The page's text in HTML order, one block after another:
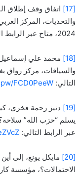
[17]
اتفاق وقف إطلاق
2024، متاح عبر الرابط التالي:
[18]
محمد علي
التالي: FCD0PeeW
[19]
دنيز رحمة فخري،
عبر الرابط التالي:
[20]
مايكل يونغ، إلى